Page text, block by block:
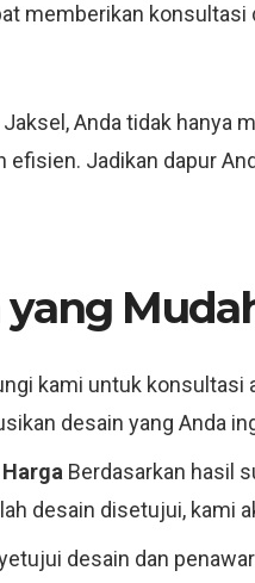
memberikan
Anda tidak
Jadikan dapur
kami untuk konsultasi
desain yang Anda
Berdasarkan hasil
desain disetujui, kami
desain dan